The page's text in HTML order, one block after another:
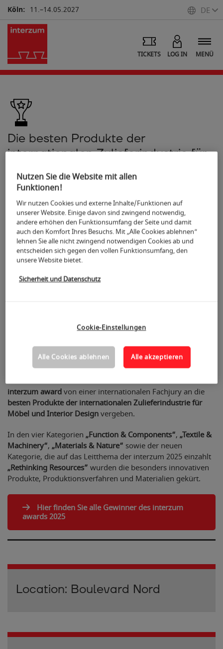
Köln: 11.–14.05.2027 DE
MENÜ
LOG IN
TICKETS
Die besten Produkte der
internationalen Zulieferindustrie für
Möbel und Interior Design
interzum award 2025
Natürlich wurde auch zurinterzum 2025der renommierte
interzum awardvon einer internationalen Fachjury an die
besten Produkte der internationalen Zulieferindustrie für
Möbel und Interior Designvergeben.
In den vier Kategorien „Function & Components“, „Textile &
Machinery“, „Materials & Nature“ sowie der neuen
Kategorie, die auf das Leitthema der interzum 2025 einzahlt
„Rethinking Resources” wurden die besonders innovativen
Produkte, Produktionsverfahren und Materialien gekürt.
Hier finden Sie alle Gewinner des interzum
awards 2025
Location: Boulevard Nord
Nutzen Sie die Website mit allen
Funktionen!
Wir nutzen Cookies und externe Inhalte/Funktionen auf
unserer Website. Einige davon sind zwingend notwendig,
andere erhöhen den Funktionsumfang der Seite und damit
auch den Komfort Ihres Besuchs. Mit „Alle Cookies ablehnen“
lehnen Sie alle nicht zwingend notwendigen Cookies ab und
entscheiden sich gegen den vollen Funktionsumfang, den
unsere Website bietet.
Sicherheit und Datenschutz
Cookie-Einstellungen
Alle Cookies ablehnen Alle akzeptieren